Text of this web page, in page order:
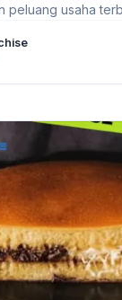
peluang usaha